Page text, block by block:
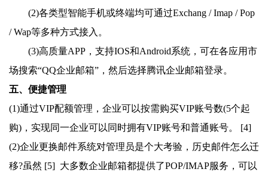
(2)各类型智能手机或终端均可通过Exchang / Imap / Pop
/ Wap等多种方式接入。
(3)高质量APP，支持IOS和Android系统，可在各应用市
场搜索“QQ企业邮箱”，然后选择腾讯企业邮箱登录。
五、便捷管理
(1)通过VIP配额管理，企业可以按需购买VIP账号数(5个起
购)，实现同一企业可以同时拥有VIP账号和普通账号。 [4]
(2)企业更换邮件系统对管理员是个大考验，历史邮件怎么迁
移?虽然 [5] 大多数企业邮箱都提供了POP/IMAP服务，可以